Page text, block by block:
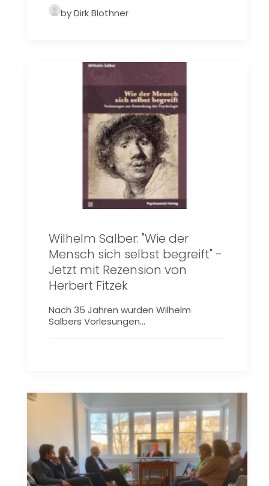
by Dirk Blothner
Wilhelm Salber: "Wie der
Mensch sich selbst begreift" -
Jetzt mit Rezension von
Herbert Fitzek
Nach 35 Jahren wurden Wilhelm
Salbers Vorlesungen…